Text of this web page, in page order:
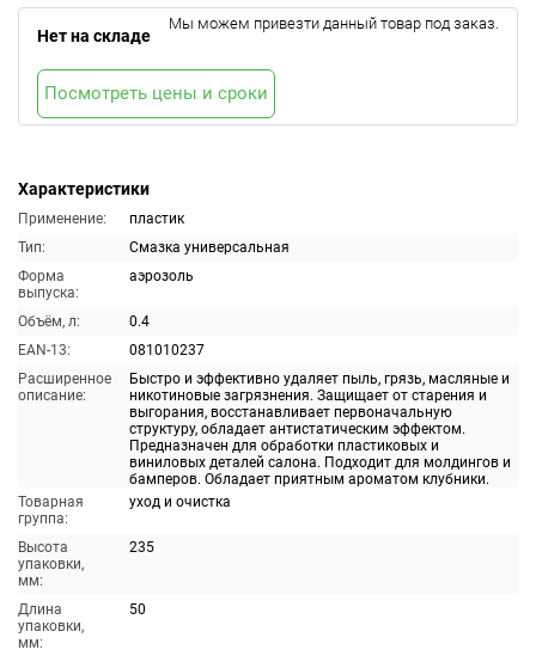
Характеристики
Применение:
пластик
Тип:
Смазка универсальная
Форма
выпуска:
аэрозоль
Объём, л:
0.4
EAN-13:
081010237
Расширенное
описание:
Быстро и эффективно удаляет пыль, грязь, масляные и
никотиновые загрязнения. Защищает от старения и
выгорания, восстанавливает первоначальную
структуру, обладает антистатическим эффектом.
Предназначен для обработки пластиковых и
виниловых деталей салона. Подходит для молдингов и
бамперов. Обладает приятным ароматом клубники.
Товарная
группа:
уход и очистка
Высота
упаковки,
мм:
235
Длина
упаковки,
мм:
50
Нет на складе
Мы можем привезти данный товар под заказ.
Посмотреть цены и сроки